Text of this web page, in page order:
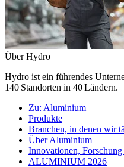
Über Hydro
Hydro ist ein führendes
140 Standorten in 40 Ländern.
Zu: Aluminium
Produkte
Branchen, in denen wir
Über Aluminium
Innovationen,
ALUMINIUM 2026